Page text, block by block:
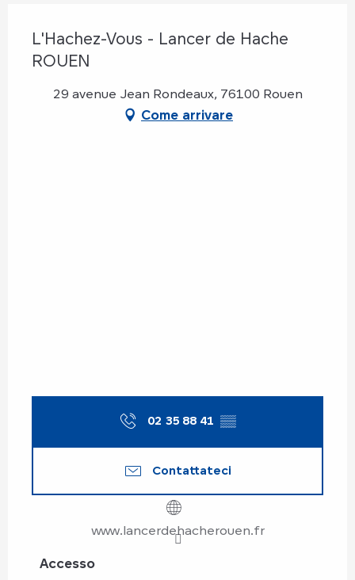
L'Hachez-Vous - Lancer de Hache
ROUEN
29 avenue Jean Rondeaux, 76100 Rouen
Come arrivare
02 35 88 41 ▒▒
Contattateci
www.lancerdehacherouen.fr
Accesso
Accesso